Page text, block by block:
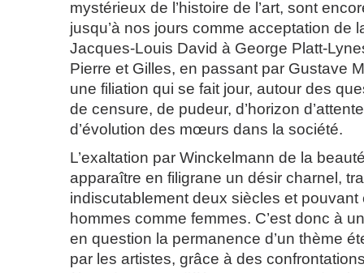
mystérieux de l’histoire de l’art, sont
jusqu’à nos jours comme acceptation de
Jacques-Louis David à George Platt-
Pierre et Gilles, en passant par Gustave
une filiation qui se fait jour, autour des
de censure, de pudeur, d’horizon
d’évolution des mœurs dans la société.
L’exaltation par Winckelmann de la
apparaître en filigrane un désir charnel,
indiscutablement deux siècles et pouvant
hommes comme femmes. C’est donc à
en question la permanence d’un thème
par les artistes, grâce à des